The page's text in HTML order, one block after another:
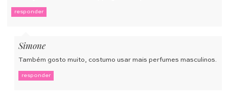
responder
Simone
Também gosto muito, costumo usar mais perfumes masculinos.
responder